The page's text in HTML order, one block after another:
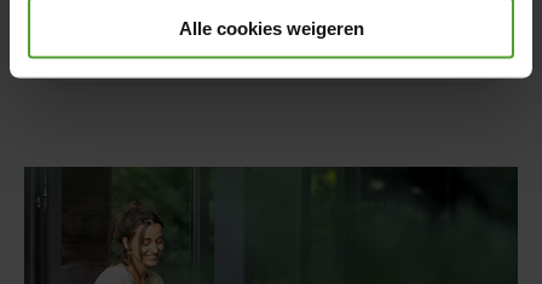
nodig voor het goed functioneren van de website(s) en
Alle cookies weigeren